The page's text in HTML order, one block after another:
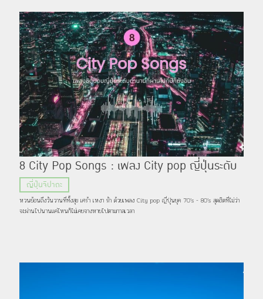
8 City Pop Songs : เพลง City pop ญี่ปุ่นระดับ
ตำนานที่ผ่านไปกี่ปีก็ยังอิน
ญี่ปุ่นจิปาถะ
หวนย้อนถึงวันวานที่ทั้งสุข เศร้า เหงา รัก ด้วยเพลง City pop ญี่ปุ่นยุค 70’s - 80’s สุดฮิตที่ไม่ว่า
จะผ่านไปนานแค่ไหนก็ไม่เคยจางหายไปตามกาลเวลา